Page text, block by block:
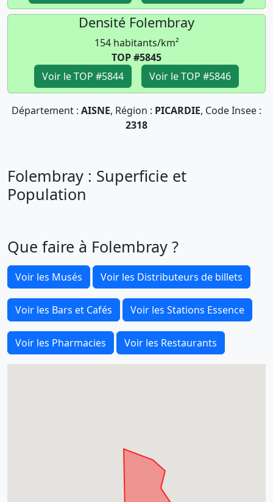
Densité Folembray
154 habitants/km²
TOP #5845
Voir le TOP #5844
Voir le TOP #5846
Département : AISNE, Région : PICARDIE, Code Insee :
2318
Folembray : Superficie et
Population
Que faire à Folembray ?
Voir les Musés Voir les Distributeurs de billets
Voir les Bars et Cafés Voir les Stations Essence
Voir les Pharmacies Voir les Restaurants